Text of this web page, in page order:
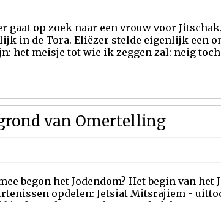
gaat op zoek naar een vrouw voor
in de Tora. Eliëzer stelde eigenlijk een
het meisje tot wie ik zeggen zal: neig
van Omertelling
begon het Jodendom? Het begin van
opdelen: Jetsiat Mitsrajiem -